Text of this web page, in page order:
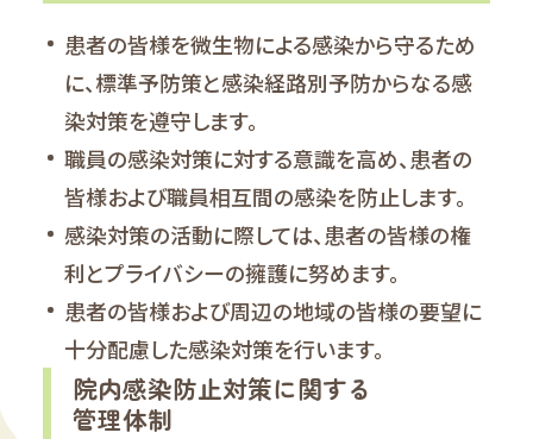
患者の皆様を微生物による感染から守るため
に、標準予防策と感染経路別予防からなる感
染対策を遵守します。
職員の感染対策に対する意識を高め、患者の
皆様および職員相互間の感染を防止します。
感染対策の活動に際しては、患者の皆様の権
利とプライバシーの擁護に努めます。
患者の皆様および周辺の地域の皆様の要望に
十分配慮した感染対策を行います。
院内感染防止対策に関する
管理体制